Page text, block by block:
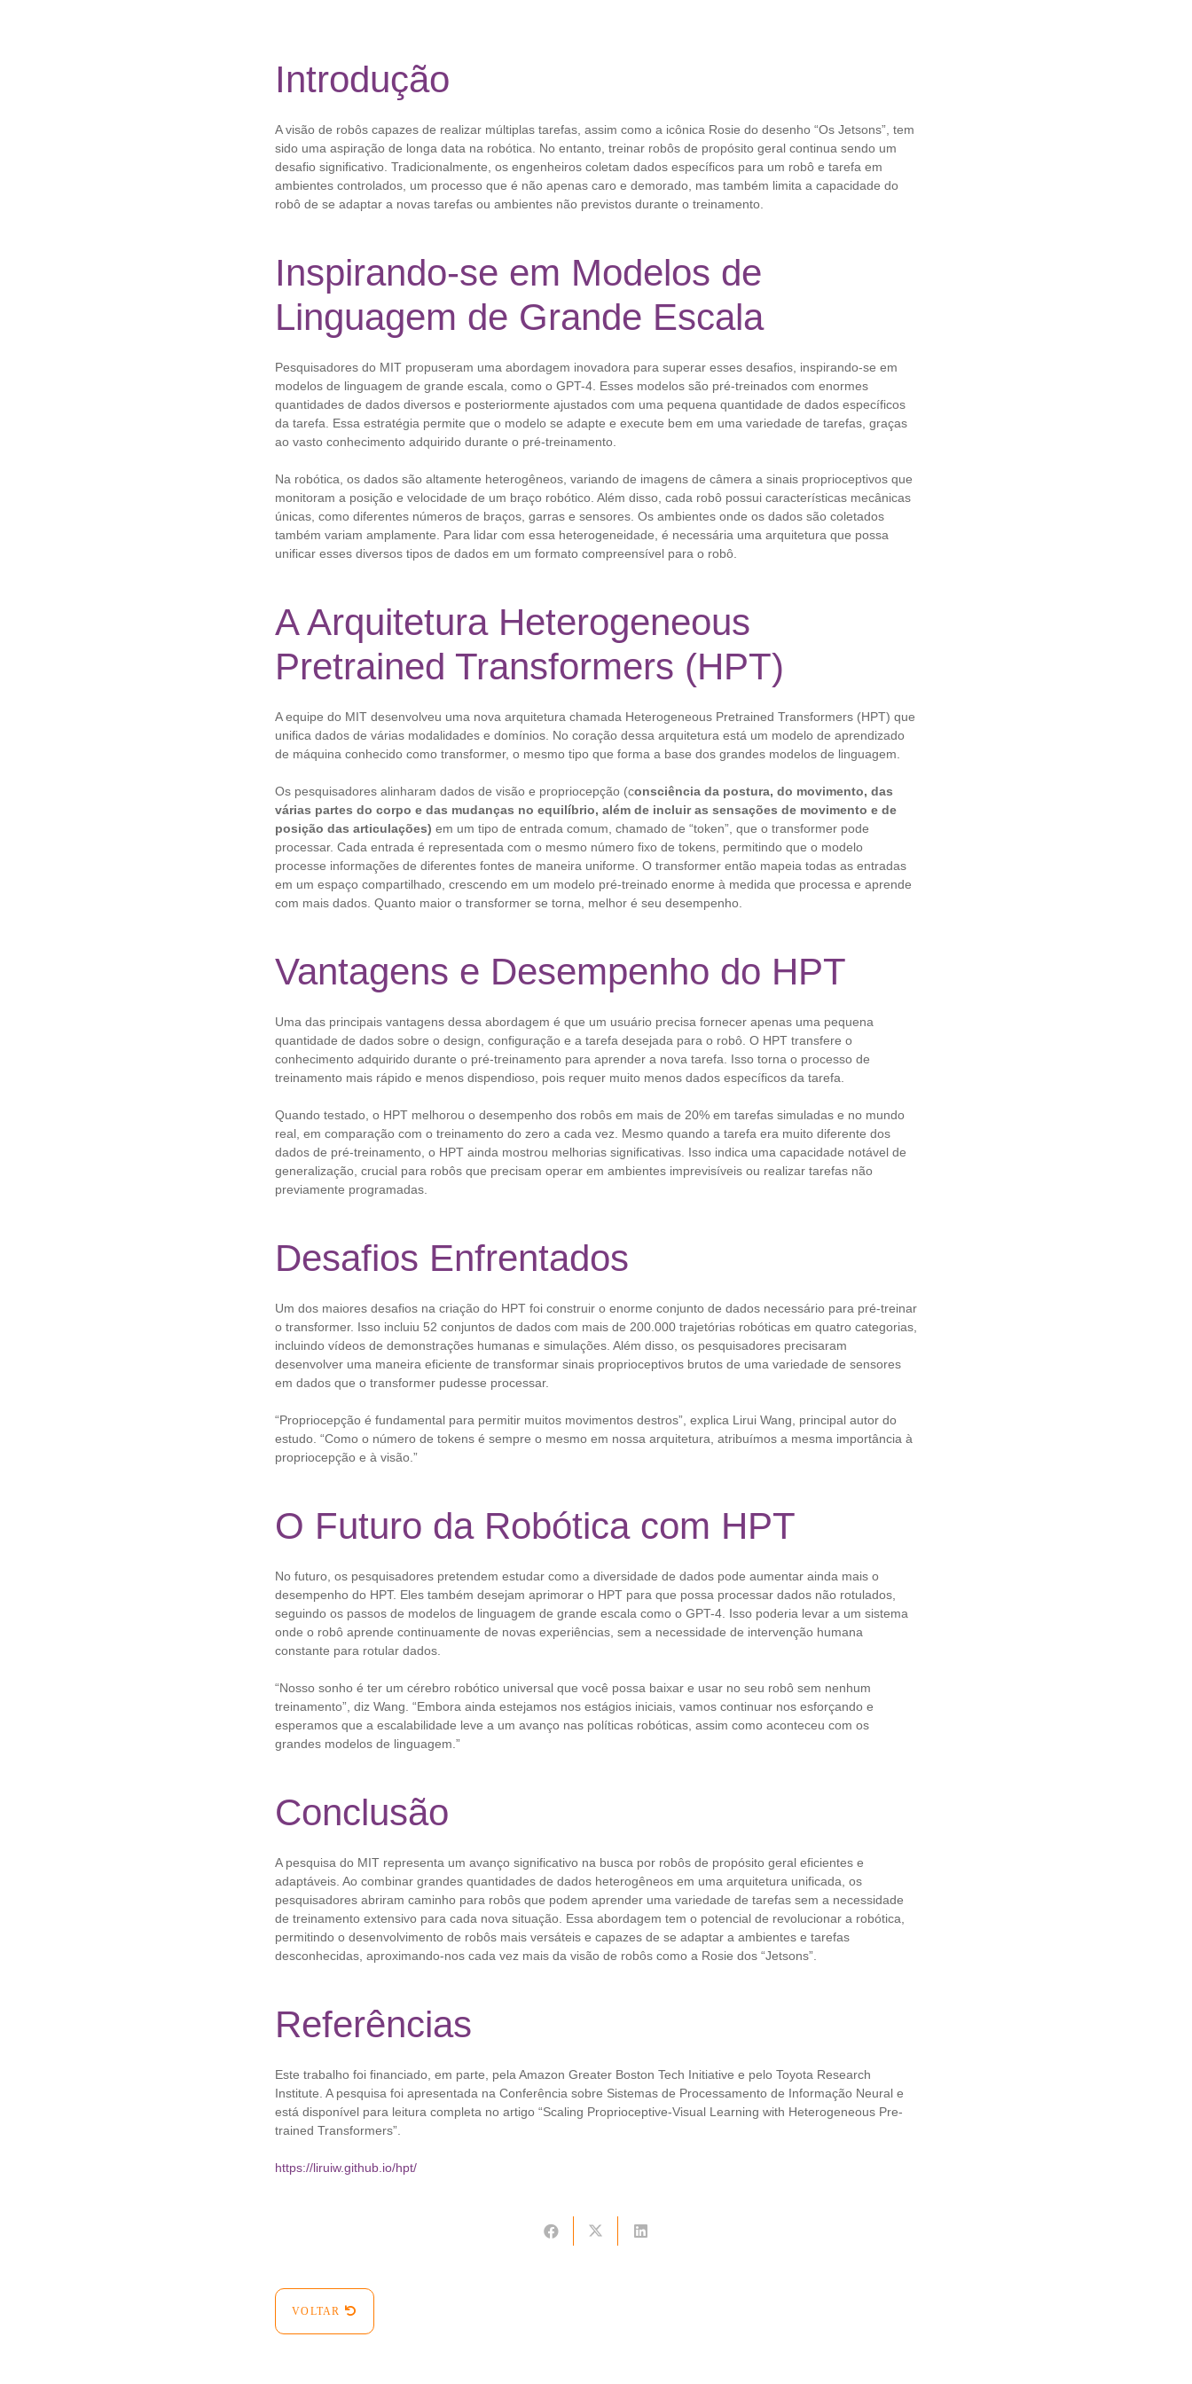
Introdução
A visão de robôs capazes de realizar múltiplas tarefas, assim como a icônica Rosie do desenho “Os Jetsons”, tem
sido uma aspiração de longa data na robótica. No entanto, treinar robôs de propósito geral continua sendo um
desafio significativo. Tradicionalmente, os engenheiros coletam dados específicos para um robô e tarefa em
ambientes controlados, um processo que é não apenas caro e demorado, mas também limita a capacidade do
robô de se adaptar a novas tarefas ou ambientes não previstos durante o treinamento.
Inspirando-se em Modelos de
Linguagem de Grande Escala
Pesquisadores do MIT propuseram uma abordagem inovadora para superar esses desafios, inspirando-se em
modelos de linguagem de grande escala, como o GPT-4. Esses modelos são pré-treinados com enormes
quantidades de dados diversos e posteriormente ajustados com uma pequena quantidade de dados específicos
da tarefa. Essa estratégia permite que o modelo se adapte e execute bem em uma variedade de tarefas, graças
ao vasto conhecimento adquirido durante o pré-treinamento.
Na robótica, os dados são altamente heterogêneos, variando de imagens de câmera a sinais proprioceptivos que
monitoram a posição e velocidade de um braço robótico. Além disso, cada robô possui características mecânicas
únicas, como diferentes números de braços, garras e sensores. Os ambientes onde os dados são coletados
também variam amplamente. Para lidar com essa heterogeneidade, é necessária uma arquitetura que possa
unificar esses diversos tipos de dados em um formato compreensível para o robô.
A Arquitetura Heterogeneous
Pretrained Transformers (HPT)
A equipe do MIT desenvolveu uma nova arquitetura chamada Heterogeneous Pretrained Transformers (HPT) que
unifica dados de várias modalidades e domínios. No coração dessa arquitetura está um modelo de aprendizado
de máquina conhecido como transformer, o mesmo tipo que forma a base dos grandes modelos de linguagem.
Os pesquisadores alinharam dados de visão e propriocepção (consciência da postura, do movimento, das
várias partes do corpo e das mudanças no equilíbrio, além de incluir as sensações de movimento e de
posição das articulações) em um tipo de entrada comum, chamado de “token”, que o transformer pode
processar. Cada entrada é representada com o mesmo número fixo de tokens, permitindo que o modelo
processe informações de diferentes fontes de maneira uniforme. O transformer então mapeia todas as entradas
em um espaço compartilhado, crescendo em um modelo pré-treinado enorme à medida que processa e aprende
com mais dados. Quanto maior o transformer se torna, melhor é seu desempenho.
Vantagens e Desempenho do HPT
Uma das principais vantagens dessa abordagem é que um usuário precisa fornecer apenas uma pequena
quantidade de dados sobre o design, configuração e a tarefa desejada para o robô. O HPT transfere o
conhecimento adquirido durante o pré-treinamento para aprender a nova tarefa. Isso torna o processo de
treinamento mais rápido e menos dispendioso, pois requer muito menos dados específicos da tarefa.
Quando testado, o HPT melhorou o desempenho dos robôs em mais de 20% em tarefas simuladas e no mundo
real, em comparação com o treinamento do zero a cada vez. Mesmo quando a tarefa era muito diferente dos
dados de pré-treinamento, o HPT ainda mostrou melhorias significativas. Isso indica uma capacidade notável de
generalização, crucial para robôs que precisam operar em ambientes imprevisíveis ou realizar tarefas não
previamente programadas.
Desafios Enfrentados
Um dos maiores desafios na criação do HPT foi construir o enorme conjunto de dados necessário para pré-treinar
o transformer. Isso incluiu 52 conjuntos de dados com mais de 200.000 trajetórias robóticas em quatro categorias,
incluindo vídeos de demonstrações humanas e simulações. Além disso, os pesquisadores precisaram
desenvolver uma maneira eficiente de transformar sinais proprioceptivos brutos de uma variedade de sensores
em dados que o transformer pudesse processar.
“Propriocepção é fundamental para permitir muitos movimentos destros”, explica Lirui Wang, principal autor do
estudo. “Como o número de tokens é sempre o mesmo em nossa arquitetura, atribuímos a mesma importância à
propriocepção e à visão.”
O Futuro da Robótica com HPT
No futuro, os pesquisadores pretendem estudar como a diversidade de dados pode aumentar ainda mais o
desempenho do HPT. Eles também desejam aprimorar o HPT para que possa processar dados não rotulados,
seguindo os passos de modelos de linguagem de grande escala como o GPT-4. Isso poderia levar a um sistema
onde o robô aprende continuamente de novas experiências, sem a necessidade de intervenção humana
constante para rotular dados.
“Nosso sonho é ter um cérebro robótico universal que você possa baixar e usar no seu robô sem nenhum
treinamento”, diz Wang. “Embora ainda estejamos nos estágios iniciais, vamos continuar nos esforçando e
esperamos que a escalabilidade leve a um avanço nas políticas robóticas, assim como aconteceu com os
grandes modelos de linguagem.”
Conclusão
A pesquisa do MIT representa um avanço significativo na busca por robôs de propósito geral eficientes e
adaptáveis. Ao combinar grandes quantidades de dados heterogêneos em uma arquitetura unificada, os
pesquisadores abriram caminho para robôs que podem aprender uma variedade de tarefas sem a necessidade
de treinamento extensivo para cada nova situação. Essa abordagem tem o potencial de revolucionar a robótica,
permitindo o desenvolvimento de robôs mais versáteis e capazes de se adaptar a ambientes e tarefas
desconhecidas, aproximando-nos cada vez mais da visão de robôs como a Rosie dos “Jetsons”.
Referências
Este trabalho foi financiado, em parte, pela Amazon Greater Boston Tech Initiative e pelo Toyota Research
Institute. A pesquisa foi apresentada na Conferência sobre Sistemas de Processamento de Informação Neural e
está disponível para leitura completa no artigo “Scaling Proprioceptive-Visual Learning with Heterogeneous Pre-
trained Transformers”.
https://liruiw.github.io/hpt/
VOLTAR